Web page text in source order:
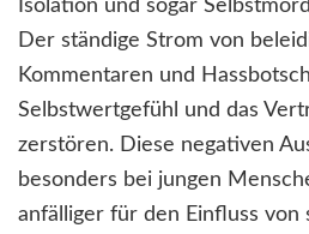
Isolation und sogar
Der ständige Strom von
Kommentaren und
Selbstwertgefühl und das
zerstören. Diese negativen
besonders bei jungen
anfälliger für den Einfluss von